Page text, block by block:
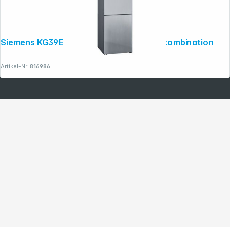
Siemens KG39E8IBA Stand-Kühl-Gefrierkombination
Artikel-Nr.:816986